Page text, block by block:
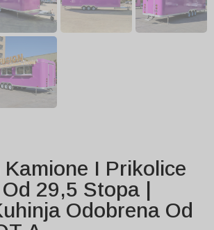
Kamione I Prikolice
29,5 Stopa |
Odobrena Od